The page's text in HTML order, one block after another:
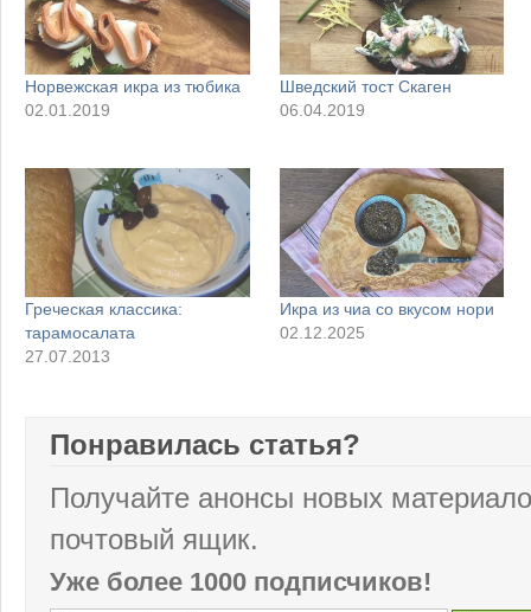
Норвежская икра из тюбика
02.01.2019
Шведский тост Скаген
06.04.2019
Греческая классика:
тарамосалата
27.07.2013
Икра из чиа со вкусом нори
02.12.2025
Понравилась статья?
Получайте анонсы новых
почтовый ящик.
Уже более 1000 подписчиков!